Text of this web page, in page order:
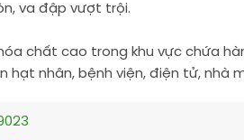
va đập vượt trội.
chất cao trong khu vực chứa
nhân, bệnh viện, điện tử, nhà